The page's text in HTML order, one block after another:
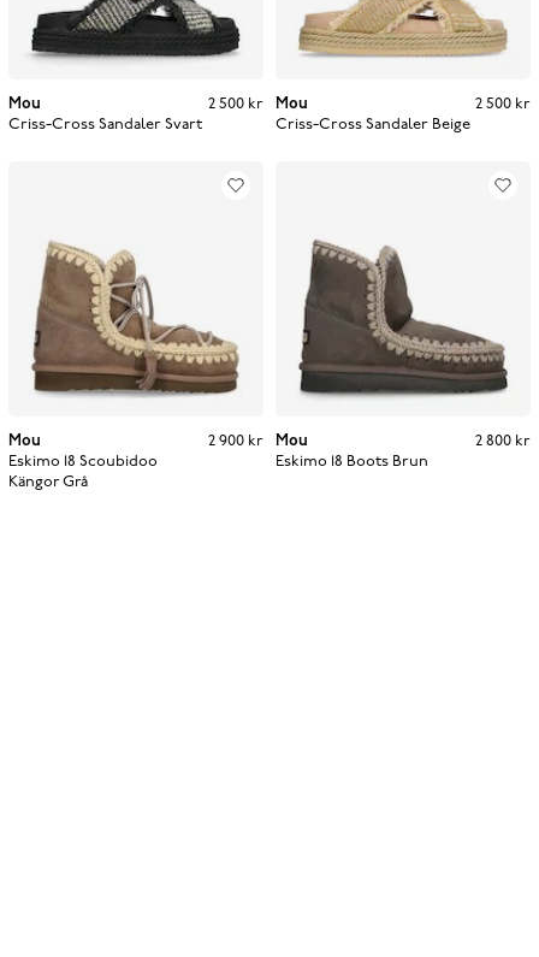
Mou
Criss-Cross Sandaler Svart
2 500 kr
2 500 kr
Mou
Criss-Cross Sandaler Beige
2 500 kr
2 500 kr
Mou
Eskimo 18 Scoubidoo
KängorGrå
2 900 kr
2 900 kr
Mou
Eskimo 18 Boots Brun
2 800 kr
2 800 kr